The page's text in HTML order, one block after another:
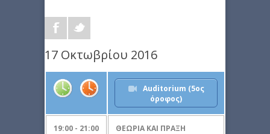
17 Οκτωβρίου 2016
Auditorium (5ος
όροφος)
19:00 - 21:00 ΘΕΩΡΙΑ ΚΑΙ ΠΡΑΞΗ